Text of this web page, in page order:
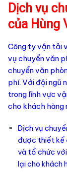
Dịch vụ
của Hùng
Công ty vận tải
vụ chuyển văn
chuyển văn
phí. Với đội ngũ
trong lĩnh vực
cho khách hàng
Dịch vụ
được thiết kế
và tổ chức
lại cho khách